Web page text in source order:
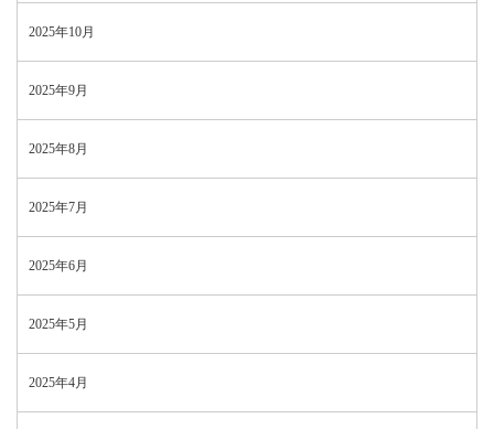
2025年10月
2025年9月
2025年8月
2025年7月
2025年6月
2025年5月
2025年4月